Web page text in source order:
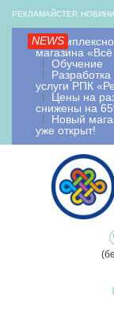
Skip
content
РЕКЛАМАЙСТЕР, НОВИНИ
NEWS
магазина
Обучение
услуги РПК
Цены на
снижены на
Новый
уже открыт!
Рекламайстер це:
вивіски
Виготовлення
рекламні